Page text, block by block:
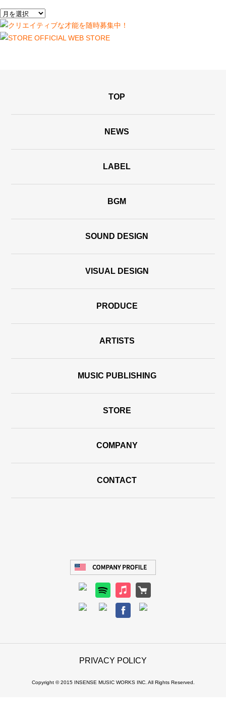
TOP
NEWS
LABEL
BGM
SOUND DESIGN
VISUAL DESIGN
PRODUCE
ARTISTS
MUSIC PUBLISHING
STORE
COMPANY
CONTACT
PRIVACY POLICY
Copyright © 2015 INSENSE MUSIC WORKS INC. All Rights Reserved.